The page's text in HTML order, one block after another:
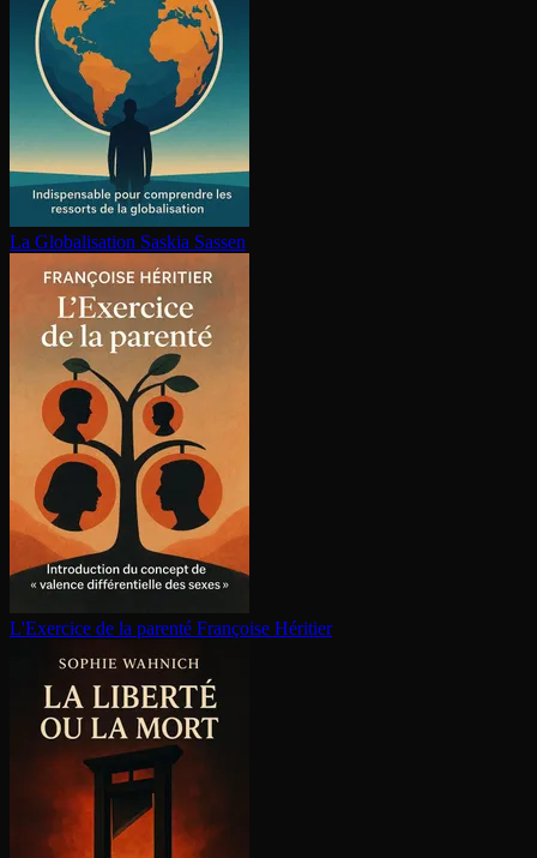
La Glo­ba­li­sa­tion Saskia Sassen
L'Exercice de la parenté Françoise Héritier